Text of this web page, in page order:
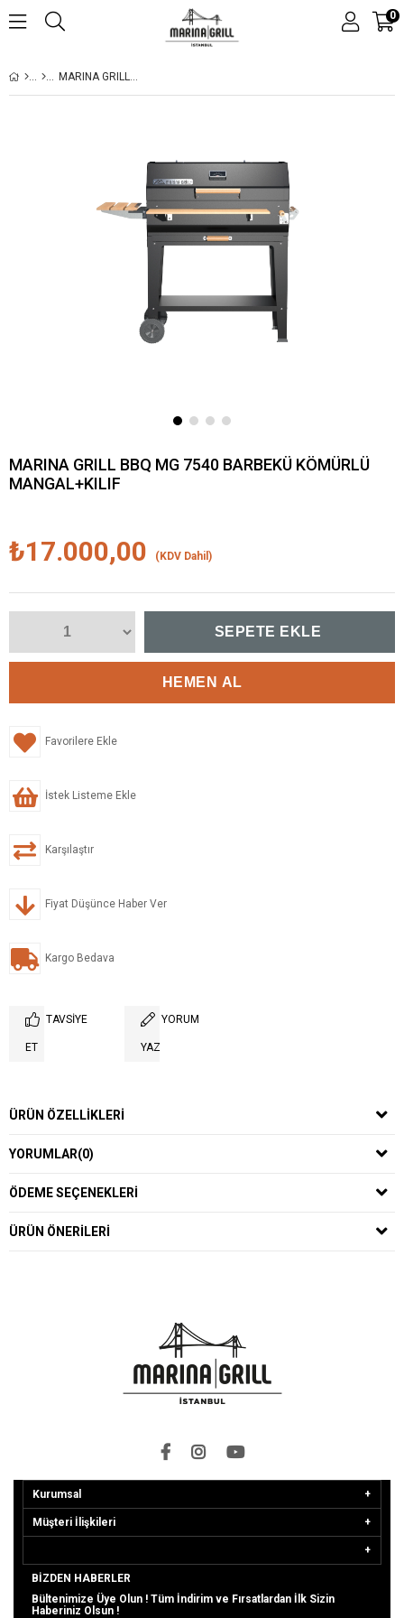
0
MARINA GRILL BBQ MG 7540 BARBEKÜ KÖMÜRLÜ MANGAL+KILIF
MARINA GRILL BBQ MG 7540 BARBEKÜ KÖMÜRLÜ
MANGAL+KILIF
₺17.000,00 (KDV Dahil)
Favorilere Ekle
İstek Listeme Ekle
Karşılaştır
Fiyat Düşünce Haber Ver
Kargo Bedava
TAVSIYE
ET
YORUM
YAZ
ÜRÜN ÖZELLIKLERI
YORUMLAR(0)
ÖDEME SEÇENEKLERI
ÜRÜN ÖNERILERI
Kurumsal
Müşteri İlişkileri
BIZDEN HABERLER
Bültenimize Üye Olun ! Tüm İndirim ve Fırsatlardan İlk Sizin
Haberiniz Olsun !